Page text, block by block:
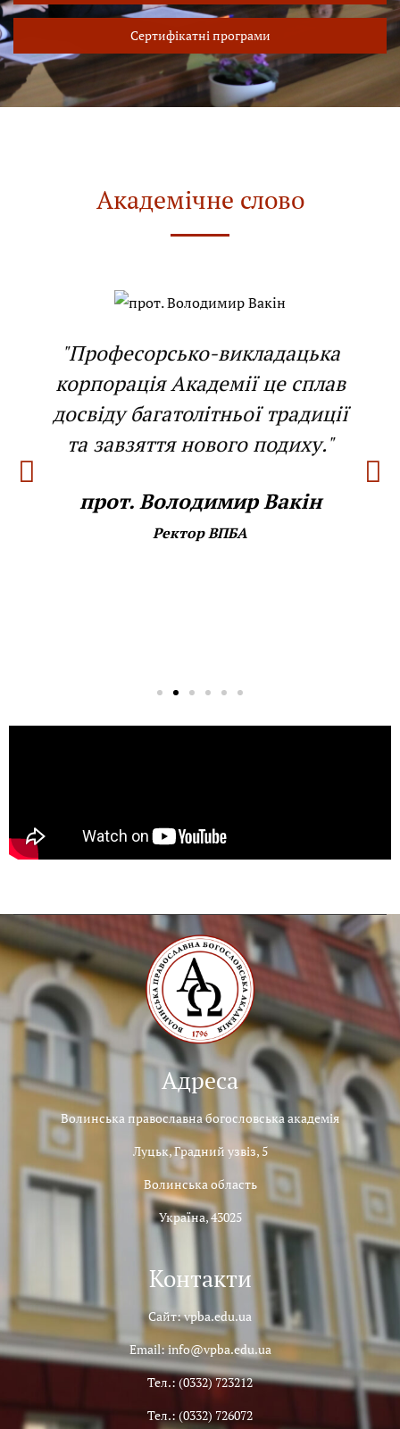
Сертифікатні програми
Академічне слово
"Професорсько-викладацька
корпорація Академії це сплав
досвіду багатолітньої традиції
та завзяття нового подиху."
прот. Володимир Вакін
Ректор ВПБА
Адреса
Волинська православна богословська академія
Луцьк, Градний узвіз, 5
Волинська область
Україна, 43025
Контакти
Сайт: vpba.edu.ua
Email: info@vpba.edu.ua
Тел.: (0332) 723212
Тел.: (0332) 726072